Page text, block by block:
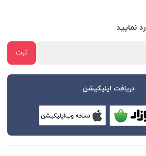
نمایید
دریافت اپلیکیشن